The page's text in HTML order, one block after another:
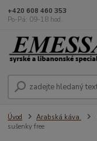
+420 608 460 353
Po-Pá: 09-18 hod.
Úvod Arabská káva
sušenky free